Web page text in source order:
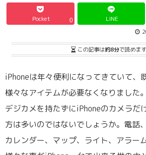
Pocket 0 LINE
この記事は約8分で読めます
iPhoneは年々便利になってきていて、
様々なアイテムが必要なくなりました
デジカメを持たずにiPhoneのカメラだ
方は多いのではないでしょうか。電話
カレンダー、マップ、ライト、アラー